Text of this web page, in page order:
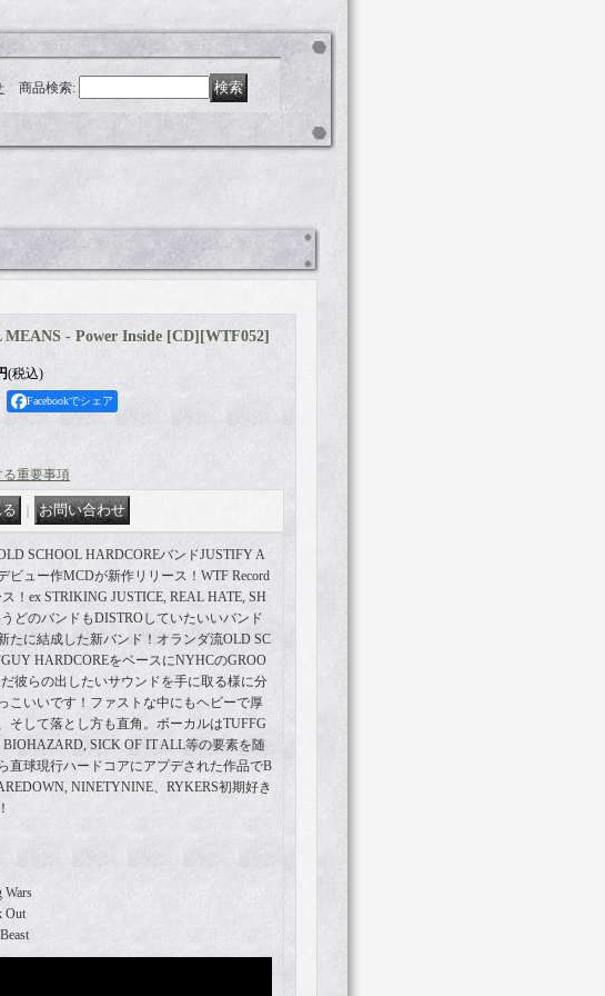
商品検索:
- Power Inside [CD] [WTF052]
(税込)
Facebookでシェア
重要事項
SCHOOL HARDCOREバンドJUSTIFY A
ビュー作MCDが新作リリース！WTF Record
！ex STRIKING JUSTICE, REAL HATE, SH
どのバンドもDISTROしていたいいバンド
たに結成した新バンド！オランダ流OLD SC
HARDCOREをベースにNYHCのGROO
彼らの出したいサウンドを手に取る様に分
こいいです！ファストな中にもヘビーで厚
そして落とし方も直角。ボーカルはTUFFG
SICK OF IT ALL等の要素を随
直球現行ハードコアにアプデされた作品でB
NINETYNINE、RYKERS初期好き
Wars
Out